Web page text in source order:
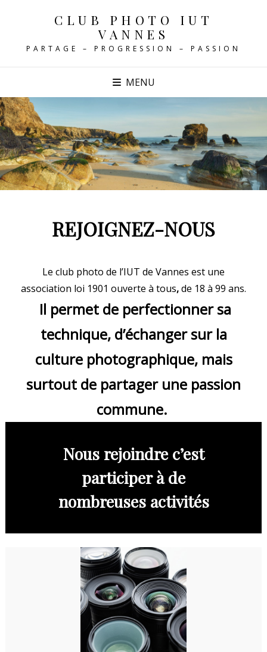
CLUB PHOTO IUT
VANNES
PARTAGE – PROGRESSION – PASSION
MENU
REJOIGNEZ-NOUS
Le club photo de l’IUT de Vannes est une
association loi 1901 ouverte à tous,de 18 à 99 ans.
Il permet de perfectionner sa
technique, d’échanger sur la
culture photographique, mais
surtout de partager une passion
commune.
Nous rejoindre c’est
participer à de
nombreuses activités